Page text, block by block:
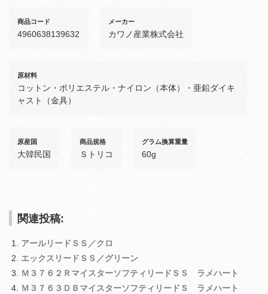
商品コード
4960638139632
メーカー
カワノ産業株式会社
原材料
コットン・ポリエステル・ナイロン（本体）・亜鉛ダイキ
ャスト（金具）
原産国
大韓民国
商品規格
Ｓトリコ
グラム換算重量
60g
関連投稿:
アールリードＳＳ／クロ
エックスリードＳＳ／グリーン
Ｍ３７６２ＲマイスターソフティリードＳＳ ラメハート
Ｍ３７６３ＤＢマイスターソフティリードＳ ラメハート